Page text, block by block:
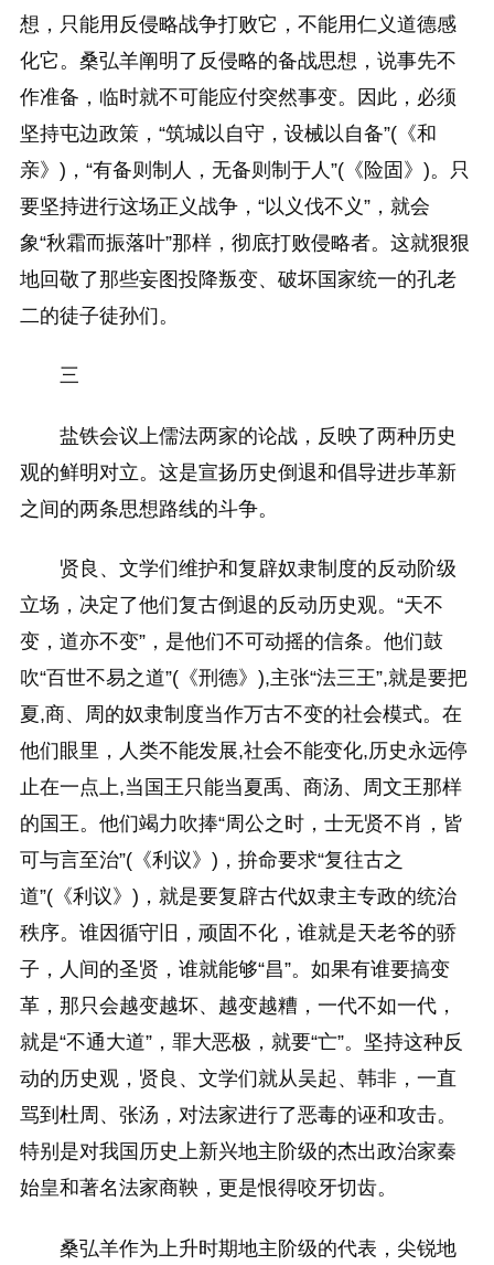
想，只能用反侵略战争打败它，不能用仁义道德感
化它。桑弘羊阐明了反侵略的备战思想，说事先不
作准备，临时就不可能应付突然事变。因此，必须
坚持屯边政策，“筑城以自守，设械以自备”(《和
亲》)，“有备则制人，无备则制于人”(《险固》)。只
要坚持进行这场正义战争，“以义伐不义”，就会
象“秋霜而振落叶”那样，彻底打败侵略者。这就狠狠
地回敬了那些妄图投降叛变、破坏国家统一的孔老
二的徒子徒孙们。
三
盐铁会议上儒法两家的论战，反映了两种历史
观的鲜明对立。这是宣扬历史倒退和倡导进步革新
之间的两条思想路线的斗争。
贤良、文学们维护和复辟奴隶制度的反动阶级
立场，决定了他们复古倒退的反动历史观。“天不
变，道亦不变”，是他们不可动摇的信条。他们鼓
吹“百世不易之道”(《刑德》),主张“法三王”,就是要把
夏,商、周的奴隶制度当作万古不变的社会模式。在
他们眼里，人类不能发展,社会不能变化,历史永远停
止在一点上,当国王只能当夏禹、商汤、周文王那样
的国王。他们竭力吹捧“周公之时，士无贤不肖，皆
可与言至治”(《利议》)，拚命要求“复往古之
道”(《利议》)，就是要复辟古代奴隶主专政的统治
秩序。谁因循守旧，顽固不化，谁就是天老爷的骄
子，人间的圣贤，谁就能够“昌”。如果有谁要搞变
革，那只会越变越坏、越变越糟，一代不如一代，
就是“不通大道”，罪大恶极，就要“亡”。坚持这种反
动的历史观，贤良、文学们就从吴起、韩非，一直
骂到杜周、张汤，对法家进行了恶毒的诬和攻击。
特别是对我国历史上新兴地主阶级的杰出政治家秦
始皇和著名法家商鞅，更是恨得咬牙切齿。
桑弘羊作为上升时期地主阶级的代表，尖锐地